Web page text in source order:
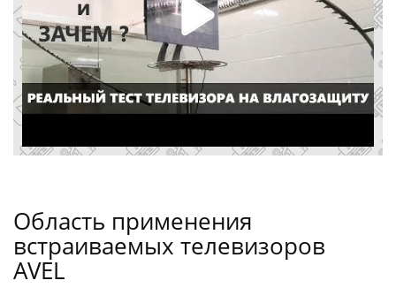
Область применения
встраиваемых телевизоров
AVEL